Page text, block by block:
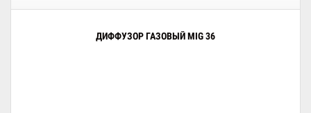
ДИФФУЗОР ГАЗОВЫЙ MIG 36